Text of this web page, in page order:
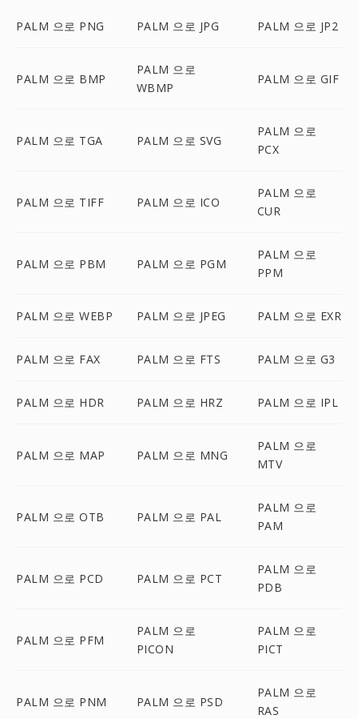
PALM 으로 PNG PALM 으로 JPG PALM 으로 JP2
PALM 으로 BMP
PALM 으로
WBMP
PALM 으로 GIF
PALM 으로 TGA PALM 으로 SVG
PALM 으로
PCX
PALM 으로 TIFF PALM 으로 ICO
PALM 으로
CUR
PALM 으로 PBM PALM 으로 PGM
PALM 으로
PPM
PALM 으로 WEBP PALM 으로 JPEG PALM 으로 EXR
PALM 으로 FAX PALM 으로 FTS PALM 으로 G3
PALM 으로 HDR PALM 으로 HRZ PALM 으로 IPL
PALM 으로 MAP PALM 으로 MNG
PALM 으로
MTV
PALM 으로 OTB PALM 으로 PAL
PALM 으로
PAM
PALM 으로 PCD PALM 으로 PCT
PALM 으로
PDB
PALM 으로 PFM
PALM 으로
PICON
PALM 으로
PICT
PALM 으로 PNM PALM 으로 PSD
PALM 으로
RAS